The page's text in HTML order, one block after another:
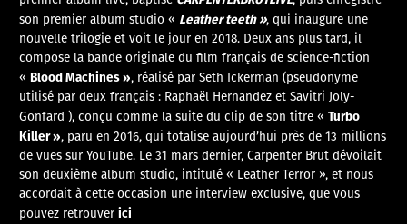
son premier album studio « Leather teeth », qui inaugure une
nouvelle trilogie et voit le jour en 2018. Deux ans plus tard, il
compose la bande originale du film français de science-fiction
«Blood Machines », réalisé par Seth Ickerman (pseudonyme
utilisé par deux français : Raphaël Hernandez et Savitri Joly-
Gonfard ), conçu comme la suite du clip de son titre «Turbo
Killer », paru en 2016, qui totalise aujourd’hui près de 13 millions
de vues sur YouTube. Le 31 mars dernier, Carpenter Brut dévoilait
son deuxième album studio, intitulé « Leather Terror », et nous
accordait à cette occasion une interview exclusive, que vous
pouvez retrouverici